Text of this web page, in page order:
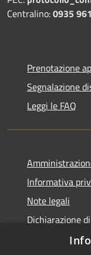
Centralino:0935
Prenotazione
Segnalazione
Leggi le FAQ
Informativa
Note legali
Dichiarazione